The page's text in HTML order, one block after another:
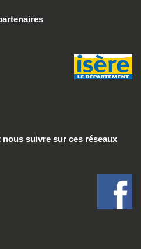
nous suivre sur ces réseaux